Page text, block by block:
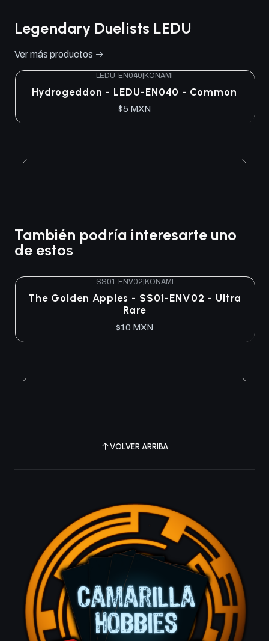
Legendary Duelists LEDU
Ver más productos
LEDU-EN040 KONAMI
Hydrogeddon - LEDU-EN040 - Common
$5 MXN
También podría interesarte uno
de estos
Agotado
SS01-ENV02 KONAMI
The Golden Apples - SS01-ENV02 - Ultra
Rare
$10 MXN
VOLVER ARRIBA